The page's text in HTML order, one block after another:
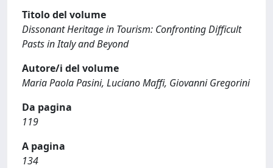
Titolo del volume
Dissonant Heritage in Tourism: Confronting Difficult
Pasts in Italy and Beyond
Autore/i del volume
Maria Paola Pasini, Luciano Maffi, Giovanni Gregorini
Da pagina
119
A pagina
134